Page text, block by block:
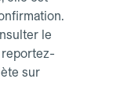
le
reportez-
sur